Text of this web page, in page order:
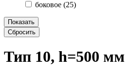
боковое (25)
Показать
Сбросить
Тип 10, h=500 мм